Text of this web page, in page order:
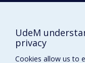
Médecine
UdeM
privacy
Cookies allow us to